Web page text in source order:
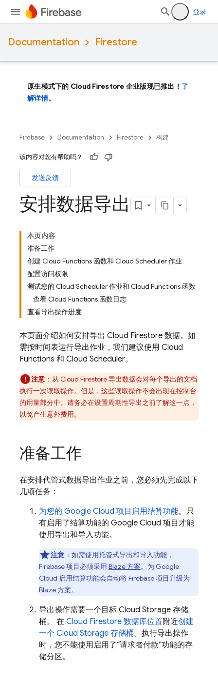
登录
Documentation Firestore
原生模式下的 Cloud Firestore 企业版现已推出！ 了
解详情。
Firebase Documentation Firestore 构建
该内容对您有帮助吗？
发送反馈
安排数据导出
本页内容
准备工作
创建 Cloud Functions 函数和 Cloud Scheduler 作业
配置访问权限
测试您的 Cloud Scheduler 作业和 Cloud Functions 函数
查看 Cloud Functions 函数日志
查看导出操作进度
本页面介绍如何安排导出 Cloud Firestore 数据。如
需按时间表运行导出作业，我们建议使用 Cloud
Functions 和 Cloud Scheduler。
注意 ：从 Cloud Firestore导出数据会对每个导出的文档
执行一次读取操作。但是，这些读取操作不会出现在控制台
的用量部分中。请务必在设置周期性导出之前了解这一点，
以免产生意外费用。
准备工作
在安排代管式数据导出作业之前，您必须先完成以下
几项任务：
为您的 Google Cloud 项目启用结算功能。只
有启用了结算功能的 Google Cloud 项目才能
使用导出和导入功能。
注意 ：如需使用托管式导出和导入功能，
Firebase 项目必须采用 Blaze 方案。为 Google
Cloud 启用结算功能会自动将 Firebase 项目升级为
Blaze 方案。
导出操作需要一个目标 Cloud Storage 存储
桶。 在 Cloud Firestore 数据库位置附近创建
一个 Cloud Storage 存储桶。执行导出操作
时，您不能使用启用了“请求者付款”功能的存
储分区。